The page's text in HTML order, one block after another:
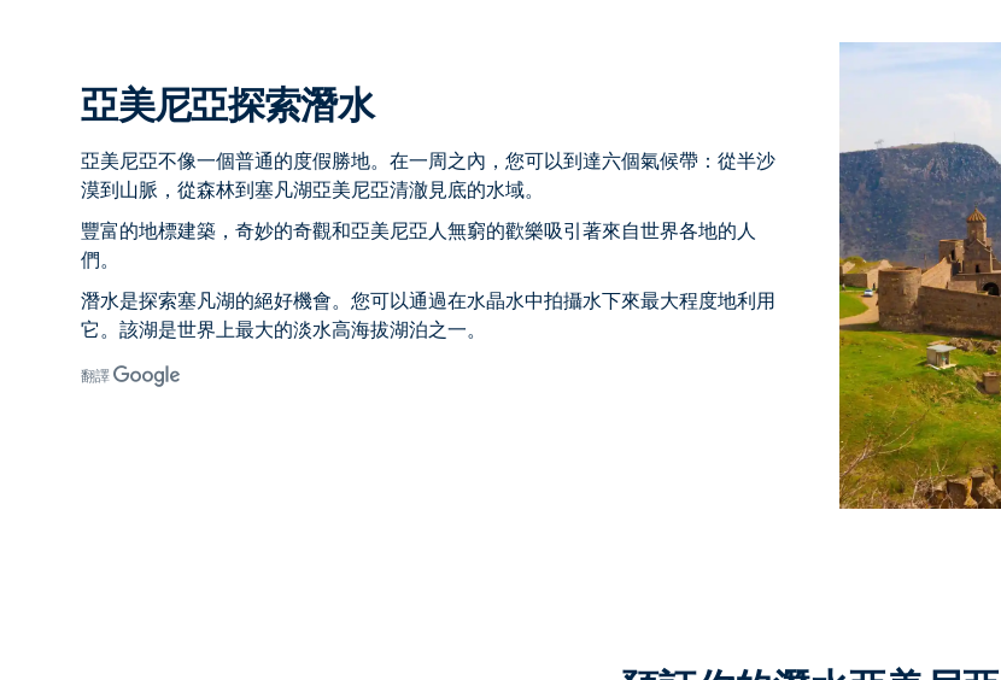
亞美尼亞探索潛水
亞美尼亞不像一個普通的度假勝地。在一周之內，您可以到達六個氣候帶：從半沙
漠到山脈，從森林到塞凡湖亞美尼亞清澈見底的水域。
豐富的地標建築，奇妙的奇觀和亞美尼亞人無窮的歡樂吸引著來自世界各地的人
們。
潛水是探索塞凡湖的絕好機會。您可以通過在水晶水中拍攝水下來最大程度地利用
它。該湖是世界上最大的淡水高海拔湖泊之一。
翻譯